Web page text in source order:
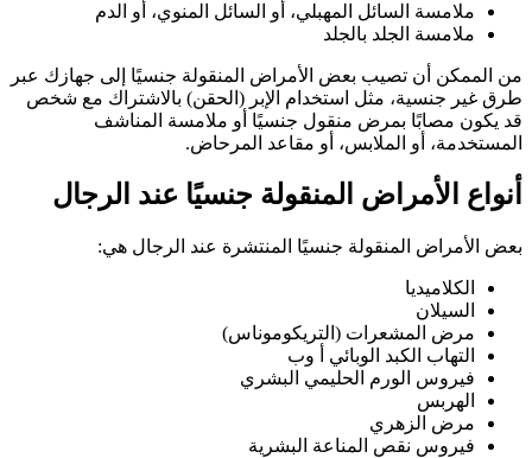
ملامسة السائل المهبلي، أو السائل المنوي، أو الدم
ملامسة الجلد بالجلد
من الممكن أن تصيب بعض الأمراض المنقولة جنسيًا إلى جهازك عبر
طرق غير جنسية، مثل استخدام الإبر (الحقن) بالاشتراك مع شخص
قد يكون مصابًا بمرض منقول جنسيًا أو ملامسة المناشف
المستخدمة، أو الملابس، أو مقاعد المرحاض.
أنواع الأمراض المنقولة جنسيًا عند الرجال
بعض الأمراض المنقولة جنسيًا المنتشرة عند الرجال هي:
الكلاميديا
السيلان
مرض المشعرات (التريكوموناس)
التهاب الكبد الوبائي أ وب
فيروس الورم الحليمي البشري
الهربس
مرض الزهري
فيروس نقص المناعة البشرية